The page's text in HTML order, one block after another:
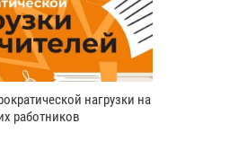
нагрузки на
работников